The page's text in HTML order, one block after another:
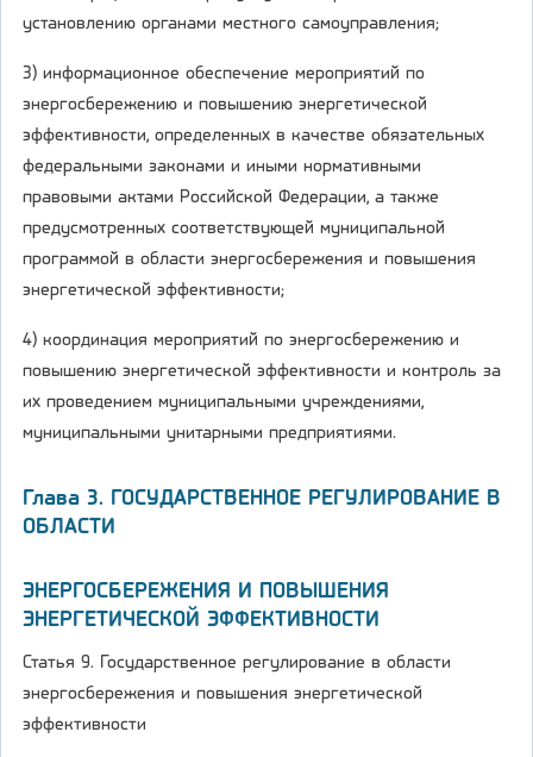
установлению органами местного самоуправления;
3) информационное обеспечение мероприятий по
энергосбережению и повышению энергетической
эффективности, определенных в качестве обязательных
федеральными законами и иными нормативными
правовыми актами Российской Федерации, а также
предусмотренных соответствующей муниципальной
программой в области энергосбережения и повышения
энергетической эффективности;
4) координация мероприятий по энергосбережению и
повышению энергетической эффективности и контроль за
их проведением муниципальными учреждениями,
муниципальными унитарными предприятиями.
Глава 3. ГОСУДАРСТВЕННОЕ РЕГУЛИРОВАНИЕ В
ОБЛАСТИ
ЭНЕРГОСБЕРЕЖЕНИЯ И ПОВЫШЕНИЯ
ЭНЕРГЕТИЧЕСКОЙ ЭФФЕКТИВНОСТИ
Статья 9. Государственное регулирование в области
энергосбережения и повышения энергетической
эффективности